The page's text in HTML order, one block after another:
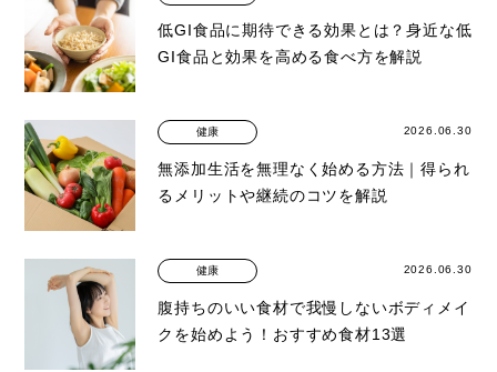
低GI食品に期待できる効果とは？身近な低
GI食品と効果を高める食べ方を解説
健康 2026.06.30
無添加生活を無理なく始める方法｜得られ
るメリットや継続のコツを解説
健康 2026.06.30
腹持ちのいい食材で我慢しないボディメイ
クを始めよう！おすすめ食材13選